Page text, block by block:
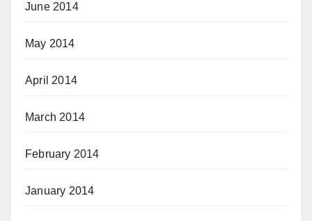
June 2014
May 2014
April 2014
March 2014
February 2014
January 2014